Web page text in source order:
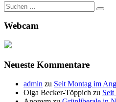
Suche
nach:
Webcam
Neueste Kommentare
admin zu Seit Montag im
Olga Becker-Töppich zu